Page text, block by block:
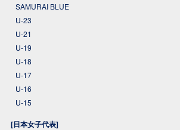
SAMURAI BLUE
U-23
U-21
U-19
U-18
U-17
U-16
U-15
[日本女子代表]